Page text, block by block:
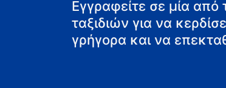
Εγγραφείτε σε μία από
ταξιδιών για να
γρήγορα και να